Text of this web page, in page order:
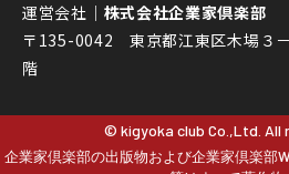
運営会社｜ 株式会社企業家倶楽部
〒135-0042 東京都江東区木場３
階
© kigyoka club Co.,Ltd. All
企業家倶楽部の出版物および企業家倶楽部